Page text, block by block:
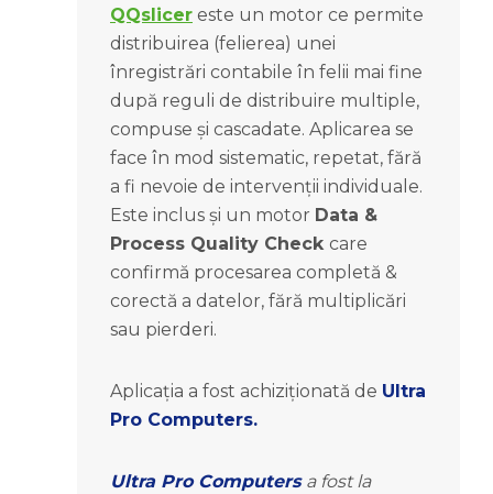
QQslicer este un motor ce permite
distribuirea (felierea) unei
înregistrări contabile în felii mai fine
după reguli de distribuire multiple,
compuse și cascadate. Aplicarea se
face în mod sistematic, repetat, fără
a fi nevoie de intervenții individuale.
Este inclus și un motor Data &
Process Quality Check care
confirmă procesarea completă &
corectă a datelor, fără multiplicări
sau pierderi.
Aplicația a fost achiziționată de Ultra
Pro Computers.
Ultra Pro Computers a fost la